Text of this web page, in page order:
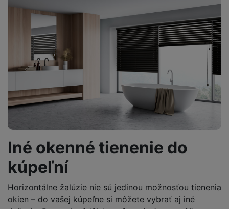
Iné okenné tienenie do
kúpeľní
Horizontálne žalúzie nie sú jedinou možnosťou tienenia
okien – do vašej kúpeľne si môžete vybrať aj iné